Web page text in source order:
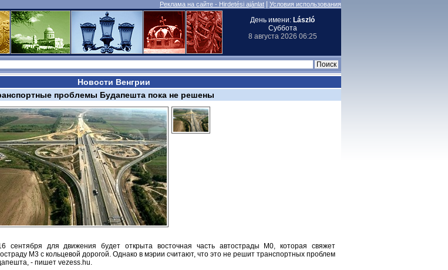
Реклама на сайте - Hirdetési ajánlat Условия использования
День имени: László
Суббота
8 августа 2026 06:25
Новости Венгрии
проблемы Будапешта пока не решены
сентября для движения будет открыта восточная часть автострады M0, которая свяжет
M3 с кольцевой дорогой. Однако в мэрии считают, что это не решит транспортных проблем
- пишет vezess.hu.